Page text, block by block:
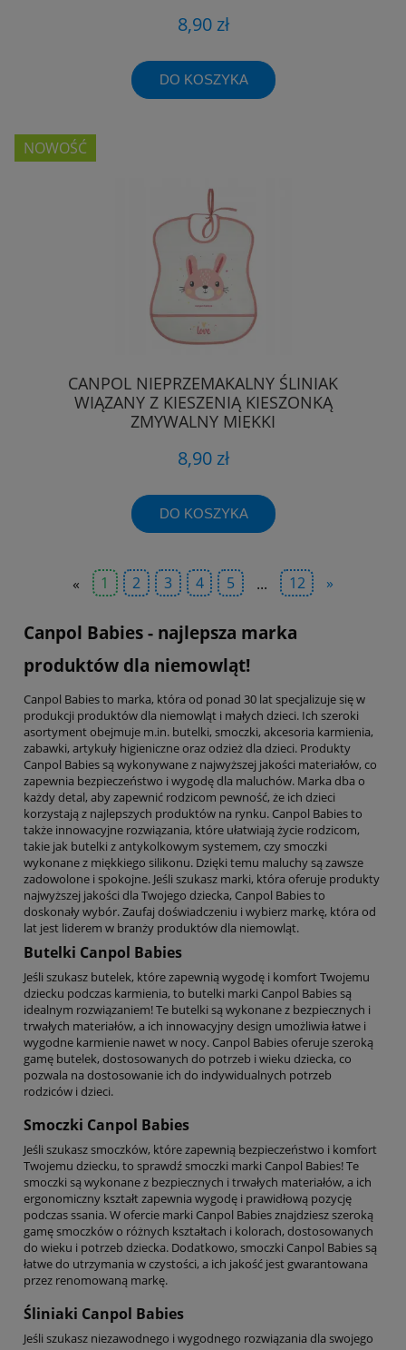
8,90 zł
DO KOSZYKA
CANPOL NIEPRZEMAKALNY ŚLINIAK
WIĄZANY Z KIESZENIĄ KIESZONKĄ
ZMYWALNY MIĘKKI
8,90 zł
DO KOSZYKA
NOWOŚĆ
« 1 2 3 4 5 ... 12 »
Canpol Babies - najlepsza marka
produktów dla niemowląt!
Canpol Babies to marka, która od ponad 30 lat specjalizuje się w
produkcji produktów dla niemowląt i małych dzieci. Ich szeroki
asortyment obejmuje m.in. butelki, smoczki, akcesoria karmienia,
zabawki, artykuły higieniczne oraz odzież dla dzieci. Produkty
Canpol Babies są wykonywane z najwyższej jakości materiałów, co
zapewnia bezpieczeństwo i wygodę dla maluchów. Marka dba o
każdy detal, aby zapewnić rodzicom pewność, że ich dzieci
korzystają z najlepszych produktów na rynku. Canpol Babies to
także innowacyjne rozwiązania, które ułatwiają życie rodzicom,
takie jak butelki z antykolkowym systemem, czy smoczki
wykonane z miękkiego silikonu. Dzięki temu maluchy są zawsze
zadowolone i spokojne. Jeśli szukasz marki, która oferuje produkty
najwyższej jakości dla Twojego dziecka, Canpol Babies to
doskonały wybór. Zaufaj doświadczeniu i wybierz markę, która od
lat jest liderem w branży produktów dla niemowląt.
Butelki Canpol Babies
Jeśli szukasz butelek, które zapewnią wygodę i komfort Twojemu
dziecku podczas karmienia, to butelki marki Canpol Babies są
idealnym rozwiązaniem! Te butelki są wykonane z bezpiecznych i
trwałych materiałów, a ich innowacyjny design umożliwia łatwe i
wygodne karmienie nawet w nocy. Canpol Babies oferuje szeroką
gamę butelek, dostosowanych do potrzeb i wieku dziecka, co
pozwala na dostosowanie ich do indywidualnych potrzeb
rodziców i dzieci.
Smoczki Canpol Babies
Jeśli szukasz smoczków, które zapewnią bezpieczeństwo i komfort
Twojemu dziecku, to sprawdź smoczki marki Canpol Babies! Te
smoczki są wykonane z bezpiecznych i trwałych materiałów, a ich
ergonomiczny kształt zapewnia wygodę i prawidłową pozycję
podczas ssania. W ofercie marki Canpol Babies znajdziesz szeroką
gamę smoczków o różnych kształtach i kolorach, dostosowanych
do wieku i potrzeb dziecka. Dodatkowo, smoczki Canpol Babies są
łatwe do utrzymania w czystości, a ich jakość jest gwarantowana
przez renomowaną markę.
Śliniaki Canpol Babies
Jeśli szukasz niezawodnego i wygodnego rozwiązania dla swojego